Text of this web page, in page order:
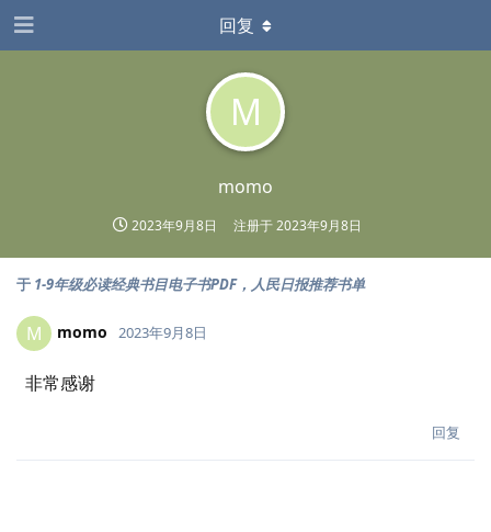
M
momo
2023年9月8日 注册于2023年9月8日
回复
于 1-9年级必读经典书目电子书PDF，人民日报推荐书单
M momo 2023年9月8日
非常感谢
回复